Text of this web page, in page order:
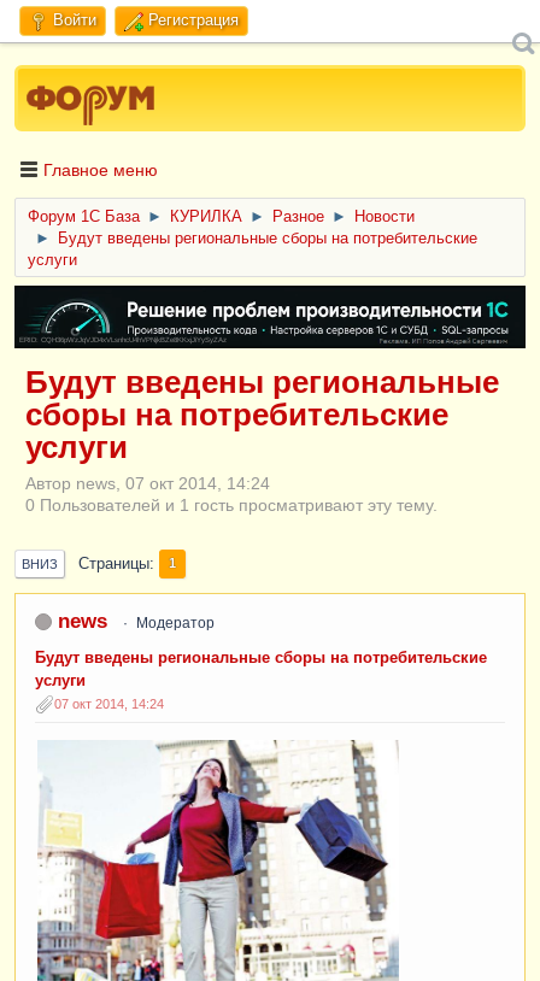
Войти Регистрация
Главное меню
Форум 1C База ► КУРИЛКА ► Разное ►
Новости
►
Будут введены региональные сборы на потребительские
услуги
ERID: CQH36pWzJqVJD4xVLsnhcU4hVPNjkBZe8KKxjJiYySyZAz
Будут введены региональные
сборы на потребительские
услуги
Автор news, 07 окт 2014, 14:24
0 Пользователей и 1 гость просматривают эту тему.
ВНИЗ Страницы 1
news Модератор
Будут введены региональные сборы на потребительские
услуги
07 окт 2014, 14:24